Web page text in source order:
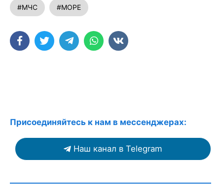
#МЧС #МОРЕ
Присоединяйтесь к нам в мессенджерах:
Наш канал в Telegram